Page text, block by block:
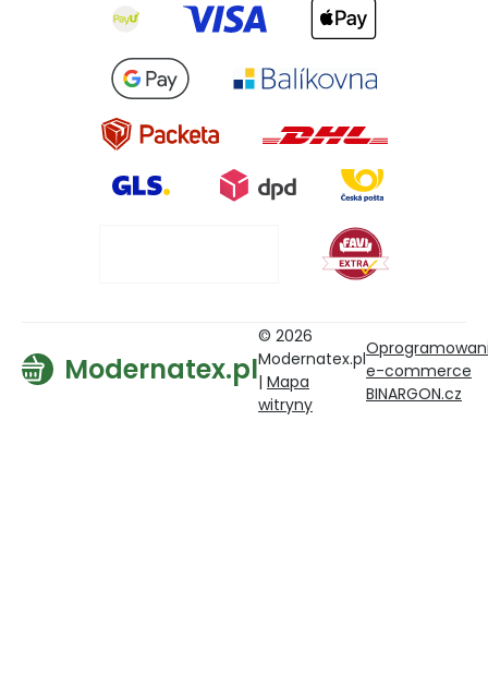
Modernatex.pl
© 2026
Modernatex.pl
| Mapa
witryny
e-commerce
BINARGON.cz